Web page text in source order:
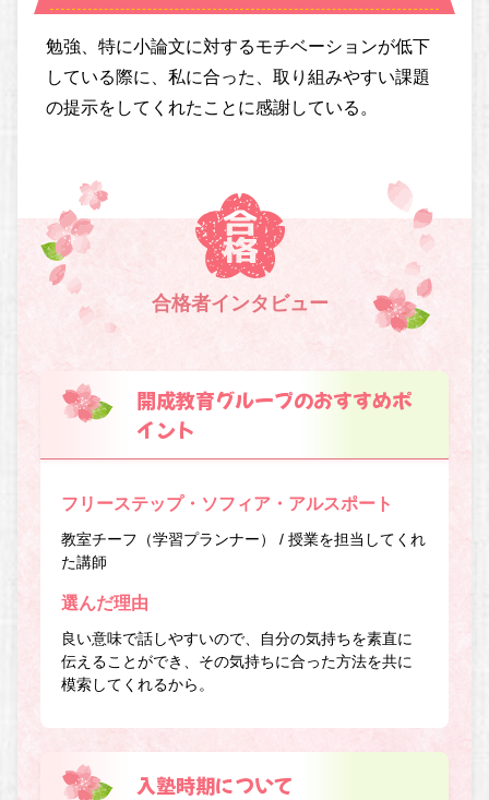
勉強、特に小論文に対するモチベーションが低下
している際に、私に合った、取り組みやすい課題
の提示をしてくれたことに感謝している。
合格者インタビュー
開成教育グループのおすすめポ
イント
フリーステップ・ソフィア・アルスポート
教室チーフ（学習プランナー） / 授業を担当してくれ
た講師
選んだ理由
良い意味で話しやすいので、自分の気持ちを素直に
伝えることができ、その気持ちに合った方法を共に
模索してくれるから。
入塾時期について